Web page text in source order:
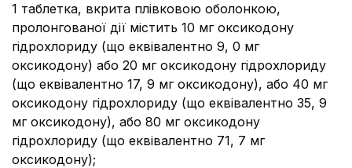
1 таблетка, вкрита плівковою оболонкою,
пролонгованої дії містить 10 мг оксикодону
гідрохлориду (що еквівалентно 9, 0 мг
оксикодону) або 20 мг оксикодону гідрохлориду
(що еквівалентно 17, 9 мг оксикодону), або 40 мг
оксикодону гідрохлориду (що еквівалентно 35, 9
мг оксикодону), або 80 мг оксикодону
гідрохлориду (що еквівалентно 71, 7 мг
оксикодону);